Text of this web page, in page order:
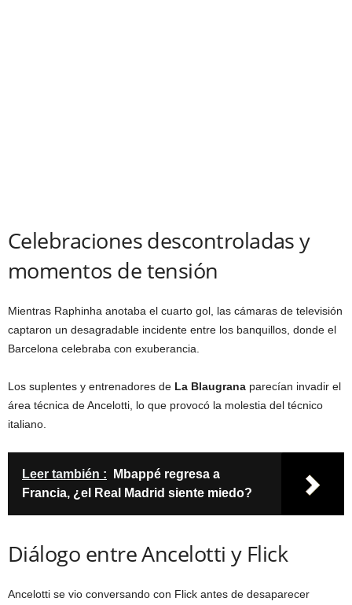
Celebraciones descontroladas y
momentos de tensión
Mientras Raphinha anotaba el cuarto gol, las cámaras de televisión
captaron un desagradable incidente entre los banquillos, donde el
Barcelona celebraba con exuberancia.
Los suplentes y entrenadores de La Blaugrana parecían invadir el
área técnica de Ancelotti, lo que provocó la molestia del técnico
italiano.
Leer también :
Mbappé regresa a
Francia, ¿el Real Madrid siente miedo?
Diálogo entre Ancelotti y Flick
Ancelotti se vio conversando con Flick antes de desaparecer